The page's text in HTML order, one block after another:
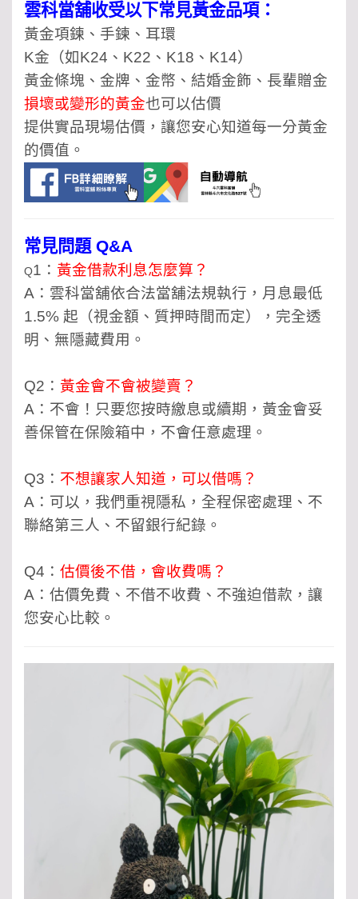
雲科當舖收受以下常見黃金品項：
黃金項鍊、手鍊、耳環
K金（如K24、K22、K18、K14）
黃金條塊、金牌、金幣 、 結婚金飾、長輩贈金
損壞或變形的黃金也可以估價
提供實品現場估價，讓您安心知道每一分黃金
的價值。
常見問題 Q&A
Q1： 黃金借款利息怎麼算？
A：雲科當舖依合法當舖法規執行，月息最低
1.5% 起（視金額、質押時間而定），完全透
明、無隱藏費用。
Q2： 黃金會不會被變賣？
A：不會！只要您按時繳息或續期，黃金會妥
善保管在保險箱中，不會任意處理。
Q3： 不想讓家人知道，可以借嗎？
A：可以，我們重視隱私，全程保密處理、不
聯絡第三人、不留銀行紀錄。
Q4： 估價後不借，會收費嗎？
A：估價免費、不借不收費、不強迫借款，讓
您安心比較。